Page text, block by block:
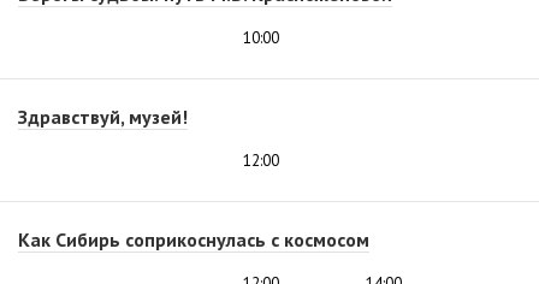
10:00
Здравствуй, музей!
12:00
Как Сибирь соприкоснулась с космосом